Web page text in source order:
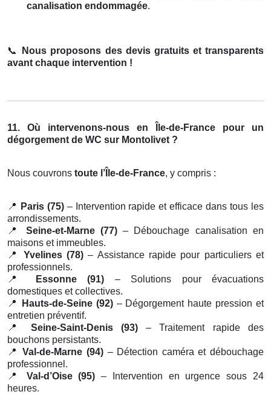
canalisation endommagée.
📞
Nous proposons des devis gratuits et transparents
avant chaque intervention !
11. Où intervenons-nous en Île-de-France pour un
dégorgement de WC sur Montolivet ?
Nous couvrons toute l’Île-de-France, y compris :
📍 Paris (75)– Intervention rapide et efficace dans tous les
arrondissements.
📍
Seine-et-Marne (77)– Débouchage canalisation en
maisons et immeubles.
📍
Yvelines (78) – Assistance rapide pour particuliers et
professionnels.
📍
Essonne (91) – Solutions pour évacuations
domestiques et collectives.
📍
Hauts-de-Seine (92)– Dégorgement haute pression et
entretien préventif.
📍
Seine-Saint-Denis (93)– Traitement rapide des
bouchons persistants.
📍
Val-de-Marne (94)– Détection caméra et débouchage
professionnel.
📍
Val-d’Oise (95) – Intervention en urgence sous 24
heures.